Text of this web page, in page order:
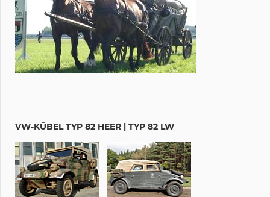
VW-KÜBEL TYP 82 HEER | TYP 82 LW